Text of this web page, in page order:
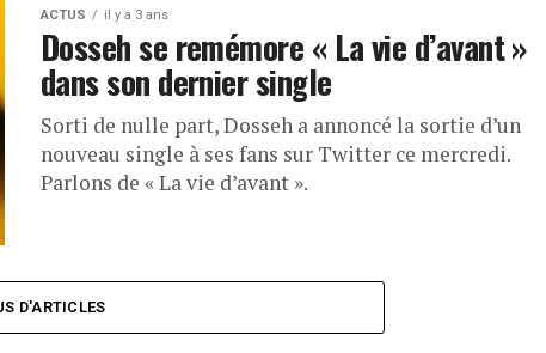
ACTUS il y a 3 ans
Dosseh se remémore « La vie d’avant »
dans son dernier single
Sorti de nulle part, Dosseh a annoncé la sortie d’un
nouveau single à ses fans sur Twitter ce mercredi.
Parlons de « La vie d’avant ».
D'ARTICLES